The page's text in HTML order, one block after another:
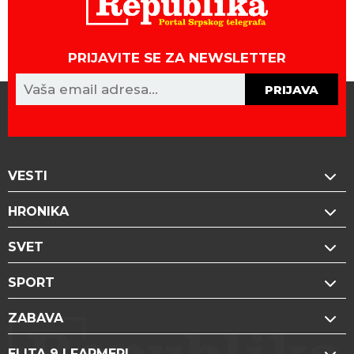
PRIJAVITE SE ZA NEWSLETTER
PRIJAVA
VESTI
HRONIKA
SVET
SPORT
ZABAVA